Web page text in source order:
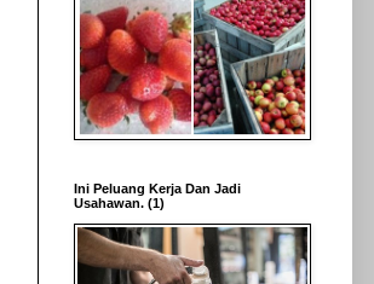
Ini Peluang Kerja Dan Jadi
Usahawan. (1)